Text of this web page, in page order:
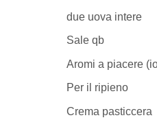
due uova intere
Sale qb
Aromi a piacere
Per il ripieno
Crema pasticcera